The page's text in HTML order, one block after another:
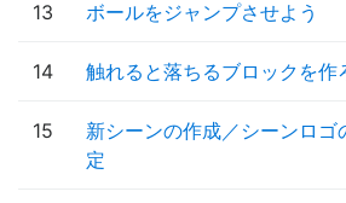
13 ボールをジャンプさせよう
14 触れると落ちるブロックを作
15
新シーンの作成／シーンロゴ
定